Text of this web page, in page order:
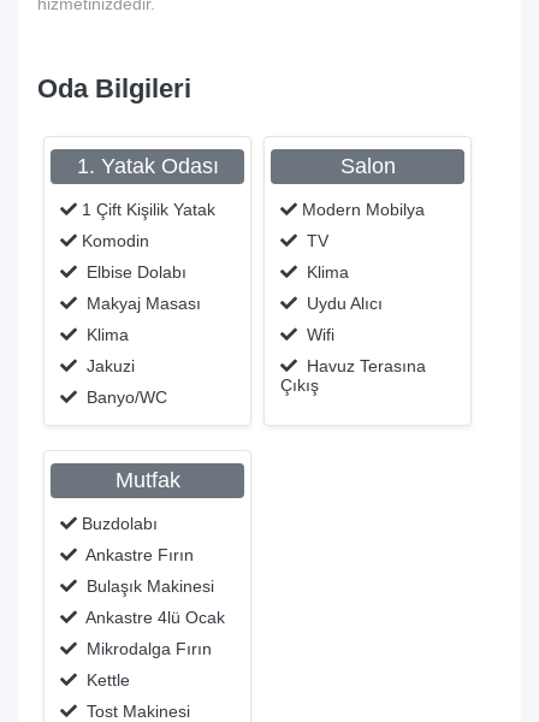
Oda Bilgileri
1. Yatak Odası
1 Çift Kişilik Yatak
Komodin
Elbise Dolabı
Makyaj Masası
Klima
Jakuzi
Banyo/WC
Salon
Modern Mobilya
TV
Klima
Uydu Alıcı
Wifi
Havuz Terasına
Çıkış
Mutfak
Buzdolabı
Ankastre Fırın
Bulaşık Makinesi
Ankastre 4lü Ocak
Mikrodalga Fırın
Kettle
Tost Makinesi